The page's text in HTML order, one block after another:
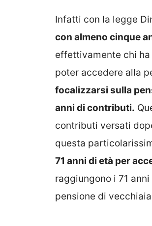
Infatti con la legge
con almeno cinque
effettivamente chi ha
poter accedere alla
focalizzarsi sulla
anni di contributi.
contributi versati
questa
71 anni di età per
raggiungono i 71
pensione di